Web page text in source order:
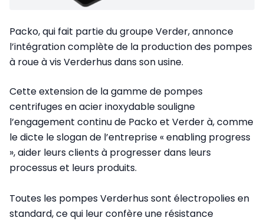
Packo, qui fait partie du groupe Verder, annonce
l’intégration complète de la production des pompes
à roue à vis Verderhus dans son usine.
Cette extension de la gamme de pompes
centrifuges en acier inoxydable souligne
l’engagement continu de Packo et Verder à, comme
le dicte le slogan de l’entreprise « enabling progress
», aider leurs clients à progresser dans leurs
processus et leurs produits.
Toutes les pompes Verderhus sont électropolies en
standard, ce qui leur confère une résistance